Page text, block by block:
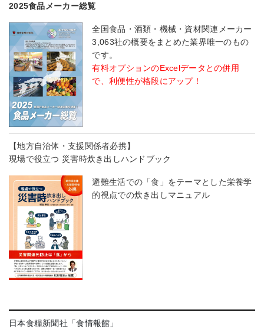
2025食品メーカー総覧
全国食品・酒類・機械・資材関連メーカー
3,063社の概要をまとめた業界唯一のもの
です。
有料オプションのExcelデータとの併用
で、利便性が格段にアップ！
【地方自治体・支援関係者必携】
現場で役立つ 災害時炊き出しハンドブック
避難生活での「食」をテーマとした栄養学
的視点での炊き出しマニュアル
日本食糧新聞社「食情報館」